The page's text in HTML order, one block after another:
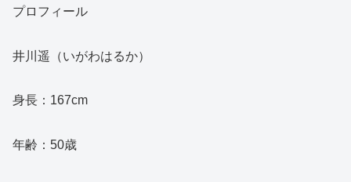
プロフィール
井川遥（いがわはるか）
身長：167cm
年齢：50歳